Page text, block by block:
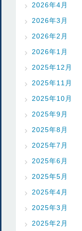
2026年4月
2026年3月
2026年2月
2026年1月
2025年12月
2025年11月
2025年10月
2025年9月
2025年8月
2025年7月
2025年6月
2025年5月
2025年4月
2025年3月
2025年2月